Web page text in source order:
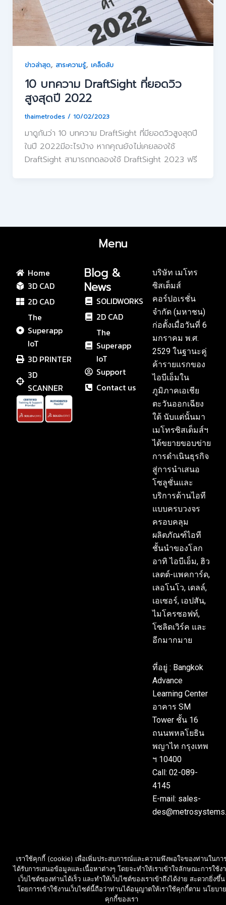
ข่าวล่าสุด, สาระความรู้, เคล็ดลับ
10 บทความ DraftSight ที่ยอดวิว
สูงสุดปี 2022
thaimetrodes / 10/02/2023
มาดูกันว่า 10 บทความ DraftSight ที่มียอดวิวสูงสุดปี
ในปี 2022มีอะไรบ้าง หากคุณยังไม่เคยลองใช้
DraftSight สามารถทดลองใช้ DraftSight 2023 ฟรี
Menu
Home
3D CAD
2D CAD
The
Superapp
IoT
3D PRINTER
3D
SCANNER
Blog &
News
SOLIDWORKS
2D CAD
The
Superapp
IoT
Support
Contact us
บริษัท เมโทร
ซิสเต็มส์
คอร์ปอเรชั่น
จำกัด (มหาชน)
ก่อตั้งเมื่อวันที่ 6
มกราคม พ.ศ.
2529 ในฐานะคู่
ค้ารายแรกของ
ไอบีเอ็มใน
ภูมิภาคเอเชีย
ตะวันออกเฉียง
ใต้ นับแต่นั้นมา
เมโทรซิสเต็มส์ฯ
ได้ขยายขอบข่าย
การดำเนินธุรกิจ
สู่การนำเสนอ
โซลูชั่นและ
บริการด้านไอที
แบบครบวงจร
ครอบคลุม
ผลิตภัณฑ์ไอที
ชั้นนำของโลก
อาทิ ไอบีเอ็ม, ฮิว
เลตต์-แพคการ์ด,
เลอโนโว, เดลล์,
เอเซอร์, เอปสัน,
ไมโครซอฟท์,
โซลิดเวิร์ค และ
อีกมากมาย
ที่อยู่ : Bangkok
Advance
Learning Center
อาคาร SM
Tower ชั้น 16
ถนนพหลโยธิน
พญาไท กรุงเทพ
ฯ 10400
Call: 02-089-
4145
E-mail: sales-
เราใช้คุกกี้ (cookie) เพื่อเพิ่มประสบการณ์และความพึงพอใจของท่านในกา
ได้รับการเสนอข้อมูลและเนื้อหาต่างๆ โดยจะทำให้เราเข้าใจลักษณะการใช้ง
เว็บไซต์ของท่านได้เร็ว และทำให้เว็บไซต์ของเราเข้าถึงได้ง่าย สะดวกยิ่งขึ้น
โดยการเข้าใช้งานเว็บไซต์นี้ถือว่าท่านได้อนุญาตให้เราใช้คุกกี้ตาม นโยบาย
คุกกี้ของเรา